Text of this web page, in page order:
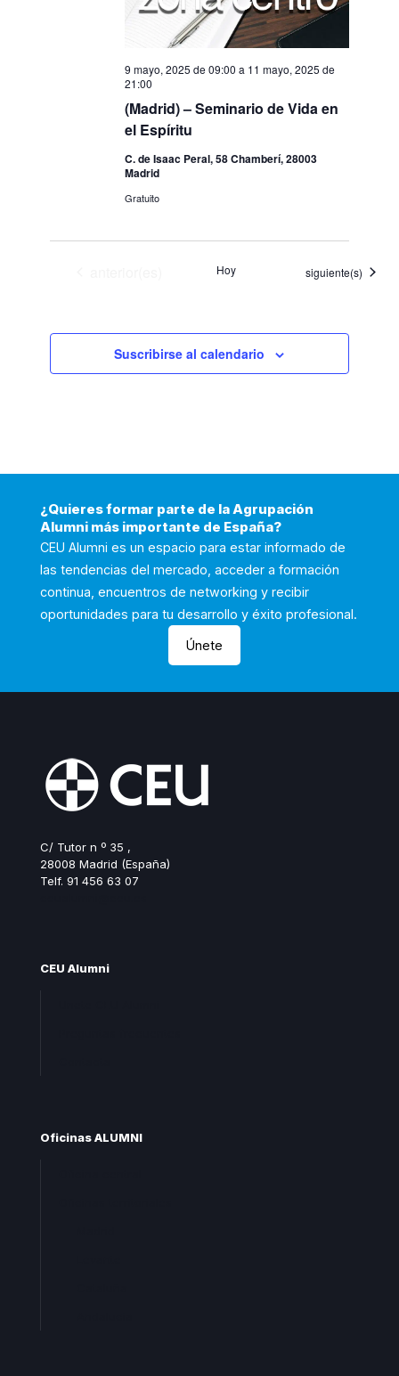
(Madrid) – Seminario de Vida en
el Espíritu
9 mayo, 2025 de 09:00 a 11 mayo, 2025 de
21:00
C. de Isaac Peral, 58 Chamberí, 28003
Madrid
Gratuito
Hoy Eventos
siguiente(s)
Suscribirse al calendario
¿Quieres formar parte de la Agrupación
Alumni más importante de España?
CEU Alumni es un espacio para estar informado de
las tendencias del mercado, acceder a formación
continua, encuentros de networking y recibir
oportunidades para tu desarrollo y éxito profesional.
Únete
C/ Tutor n º 35 ,
28008 Madrid (España)
Telf. 91 456 63 07
CEU Alumni
Oficinas ALUMNI